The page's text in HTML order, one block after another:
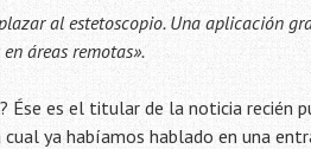
al estetoscopio. Una aplicación
áreas remotas».
Ése es el titular de la noticia recién
cual ya habíamos hablado en una